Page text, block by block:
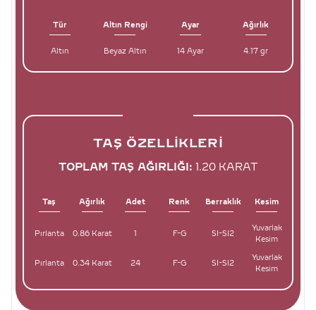
Tür Altın Rengi Ayar Ağırlık
Altın Beyaz Altın 14 Ayar 4.17 gr
TAŞ ÖZELLIKLERI
TOPLAM TAŞ AĞIRLIĞI: 1.20 KARAT
Taş Ağırlık Adet Renk Berraklık Kesim
Pırlanta 0.86 Karat 1 F-G SI-SI2
Yuvarlak
Kesim
Pırlanta 0.34 Karat 24 F-G SI-SI2
Yuvarlak
Kesim